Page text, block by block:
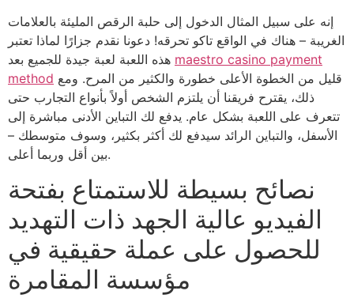
إنه على سبيل المثال الدخول إلى حلبة الرقص المليئة بالعلامات
الغريبة – هناك في الواقع تاكو تحرقه! دعونا نقدم جزارًا لماذا تعتبر
maestro casino payment
method
ذلك، يقترح فريقنا أن يلتزم الشخص أولاً بأنواع التجارب حتى
تتعرف على اللعبة بشكل عام. يدفع لك التباين الأدنى مباشرة إلى
الأسفل، والتباين الرائد سيدفع لك أكثر بكثير، وسوف متوسطك –
بين أقل وربما أعلى.
نصائح بسيطة للاستمتاع بفتحة
الفيديو عالية الجهد ذات التهديد
للحصول على عملة حقيقية في
مؤسسة المقامرة